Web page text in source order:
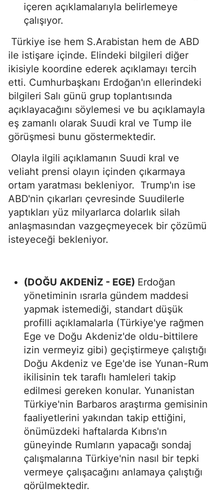
içeren açıklamalarıyla belirlemeye
çalışıyor.
Türkiye ise hem S.Arabistan hem de ABD
ile istişare içinde. Elindeki bilgileri diğer
ikisiyle koordine ederek açıklamayı tercih
etti. Cumhurbaşkanı Erdoğan'ın ellerindeki
bilgileri Salı günü grup toplantısında
açıklayacağını söylemesi ve bu açıklamayla
eş zamanlı olarak Suudi kral ve Tump ile
görüşmesi bunu göstermektedir.
Olayla ilgili açıklamanın Suudi kral ve
veliaht prensi olayın içinden çıkarmaya
ortam yaratması bekleniyor. Trump'ın ise
ABD'nin çıkarları çevresinde Suudilerle
yaptıkları yüz milyarlarca dolarlık silah
anlaşmasından vazgeçmeyecek bir çözümü
isteyeceği bekleniyor.
(DOĞU AKDENİZ - EGE) Erdoğan
yönetiminin ısrarla gündem maddesi
yapmak istemediği, standart düşük
profilli açıklamalarla (Türkiye'ye rağmen
Ege ve Doğu Akdeniz'de oldu-bittilere
izin vermeyiz gibi) geçiştirmeye çalıştığı
Doğu Akdeniz ve Ege'de ise Yunan-Rum
ikilisinin tek taraflı hamleleri takip
edilmesi gereken konular. Yunanistan
Türkiye'nin Barbaros araştırma gemisinin
faaliyetlerini yakından takip ettiğini,
önümüzdeki haftalarda Kıbrıs'ın
güneyinde Rumların yapacağı sondaj
çalışmalarına Türkiye'nin nasıl bir tepki
vermeye çalışacağını anlamaya çalıştığı
görülmektedir.